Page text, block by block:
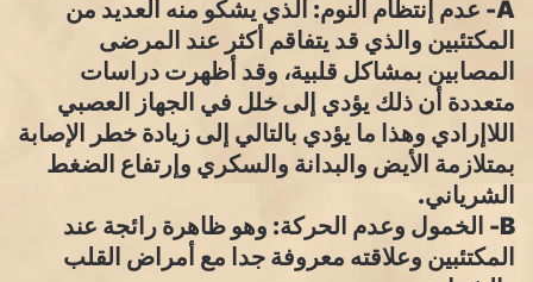
A- عدم إنتظام النوم: الذي يشكو منه العديد من
المكتئبين والذي قد يتفاقم أكثر عند المرضى
المصابين بمشاكل قلبية، وقد أظهرت دراسات
متعددة أن ذلك يؤدي إلى خلل في الجهاز العصبي
اللاإرادي وهذا ما يؤدي بالتالي إلى زيادة خطر الإصابة
بمتلازمة الأيض والبدانة والسكري وإرتفاع الضغط
الشرياني.
B- الخمول وعدم الحركة: وهو ظاهرة رائجة عند
المكتئبين وعلاقته معروفة جدا مع أمراض القلب